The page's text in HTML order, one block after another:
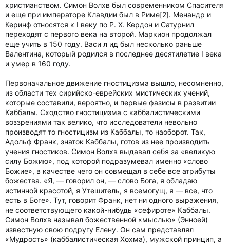
христианством. Симон Волхв был современником Спасителя
и еще при императоре Клавдии был в Риме[2]. Менандр и
Керинф относятся к I веку по P. X. Кердон и Сатурнил
переходят с первого века на второй. Маркион продолжал
еще учить в 150 году. Васи л ид был несколько раньше
Валентина, который родился в последнее десятилетие I века
и умер в 160 году.
Первоначальное движение гностицизма вышло, несомненно,
из области тех сирийско-еврейских мистических учений,
которые составили, вероятно, и первые фазисы в развитии
Каббалы. Сходство гностицизма с каббалистическими
воззрениями так велико, что исследователи невольно
производят то гностицизм из Каббалы, то наоборот. Так,
Адольф Франк, знаток Каббалы, готов из нее производить
учения гностиков. Симон Волхв выдавал себя за «великую
силу Божию», под которой подразумевал именно «слово
Божие», в качестве чего он совмещал в себе все атрибуты
божества. «Я, — говорил он, — слово Бога, я обладаю
истинной красотой, я Утешитель, я всемогущ, я — все, что
есть в Боге». Тут, говорит Франк, нет ни одного выражения,
не соответствующего какой-нибудь «сефироте» Каббалы.
Симон Волхв называл божественной «мыслью» (Энноей)
известную свою подругу Елену. Он сам представлял
«Мудрость» (каббалистическая Хохма), мужской принцип, а